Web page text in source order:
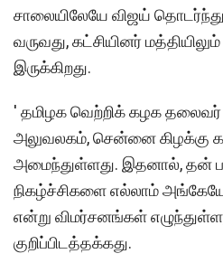
சாலையிலேயே விஜய்
வருவது, கட்சியினர்
இருக்கிறது.
' தமிழக வெற்றிக் கழக தலைவர்
அலுவலகம், சென்னை கிழக்கு
அமைந்துள்ளது. இதனால், தன்
நிகழ்ச்சிகளை எல்லாம்
என்று விமர்சனங்கள்
குறிப்பிடத்தக்கது.